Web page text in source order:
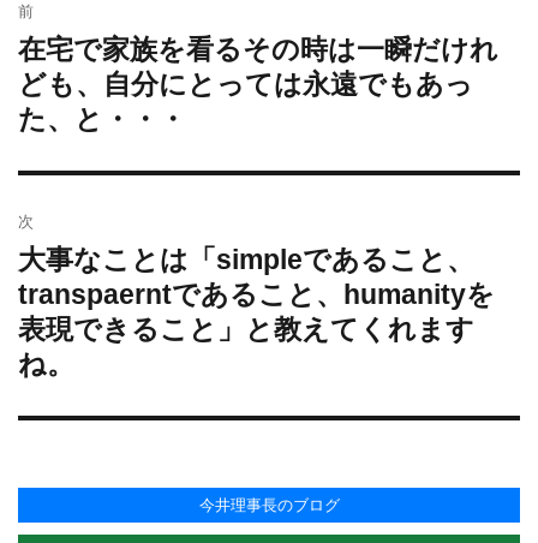
ー
稿
ナ
ビ
ゲ
シ
ョ
ン
前
過
去
の
投
在宅で家族を看るその時は一瞬だけれ
ども、自分にとっては永遠でもあっ
た、と・・・
次
次
の
投
稿:
大事なことは「simpleであること、
transpaerntであること、humanityを
表現できること」と教えてくれます
ね。
今井理事長のブログ